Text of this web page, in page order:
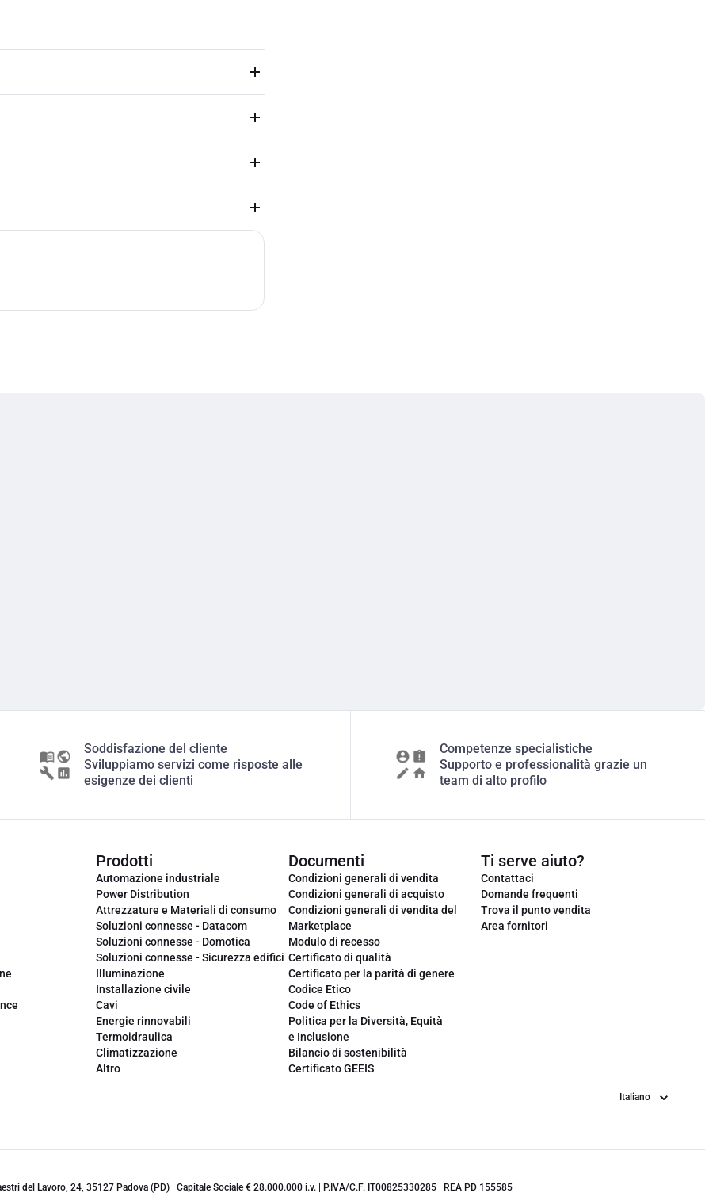
Soddisfazione del cliente
Sviluppiamo servizi come risposte alle
esigenze dei clienti
Competenze specialistiche
Supporto e professionalità grazie un
team di alto profilo
Prodotti
Automazione industriale
Power Distribution
Attrezzature e Materiali di consumo
Soluzioni connesse - Datacom
Soluzioni connesse - Domotica
Soluzioni connesse - Sicurezza edifici
Illuminazione
Installazione civile
Cavi
Energie rinnovabili
Termoidraulica
Climatizzazione
Altro
Documenti
Condizioni generali di vendita
Condizioni generali di acquisto
Condizioni generali di vendita del
Marketplace
Modulo di recesso
Certificato di qualità
Certificato per la parità di genere
Codice Etico
Code of Ethics
Politica per la Diversità, Equità
e Inclusione
Bilancio di sostenibilità
Certificato GEEIS
Ti serve aiuto?
Contattaci
Domande frequenti
Trova il punto vendita
Area fornitori
Lingua
del Lavoro, 24, 35127 Padova (PD) | Capitale Sociale € 28.000.000 i.v. | P.IVA/C.F. IT00825330285 | REA PD 155585